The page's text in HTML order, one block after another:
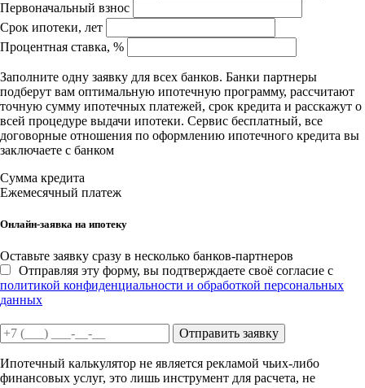
Первоначальный взнос
Срок ипотеки, лет
Процентная ставка, %
Заполните одну заявку для всех банков. Банки партнеры
подберут вам оптимальную ипотечную программу, рассчитают
точную сумму ипотечных платежей, срок кредита и расскажут о
всей процедуре выдачи ипотеки. Сервис бесплатный, все
договорные отношения по оформлению ипотечного кредита вы
заключаете с банком
Сумма кредита
Ежемесячный платеж
Онлайн-заявка на ипотеку
Оставьте заявку сразу в несколько банков-партнеров
Отправляя эту форму, вы подтверждаете своё согласие с
политикой конфиденциальности и обработкой персональных
данных
Отправить заявку
Ипотечный калькулятор не является рекламой чьих-либо
финансовых услуг, это лишь инструмент для расчета, не